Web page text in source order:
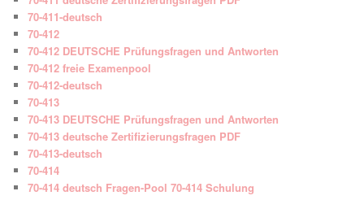
70-411-deutsch
70-412
70-412 DEUTSCHE Prüfungsfragen und Antworten
70-412 freie Examenpool
70-412-deutsch
70-413
70-413 DEUTSCHE Prüfungsfragen und Antworten
70-413 deutsche Zertifizierungsfragen PDF
70-413-deutsch
70-414
70-414 deutsch Fragen-Pool 70-414 Schulung